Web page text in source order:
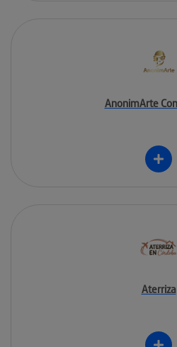
AnonimArte
Aterriza